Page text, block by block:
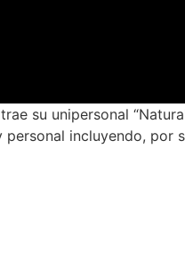
su unipersonal
incluyendo, por